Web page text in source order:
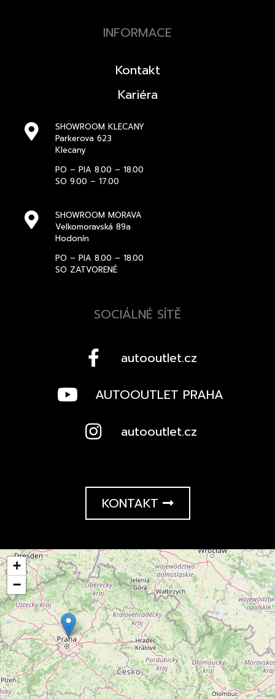
INFORMACE
Kontakt
Kariéra
SHOWROOM KLECANY
Parkerova 623
Klecany
PO – PIA 8.00 – 18.00
SO 9.00 – 17.00
SHOWROOM MORAVA
Velkomoravská 89a
Hodonín
PO – PIA 8.00 – 18.00
SO ZATVORENÉ
SOCIÁLNÉ SÍTĚ
autooutlet.cz
AUTOOUTLET PRAHA
autooutlet.cz
KONTAKT
+
−